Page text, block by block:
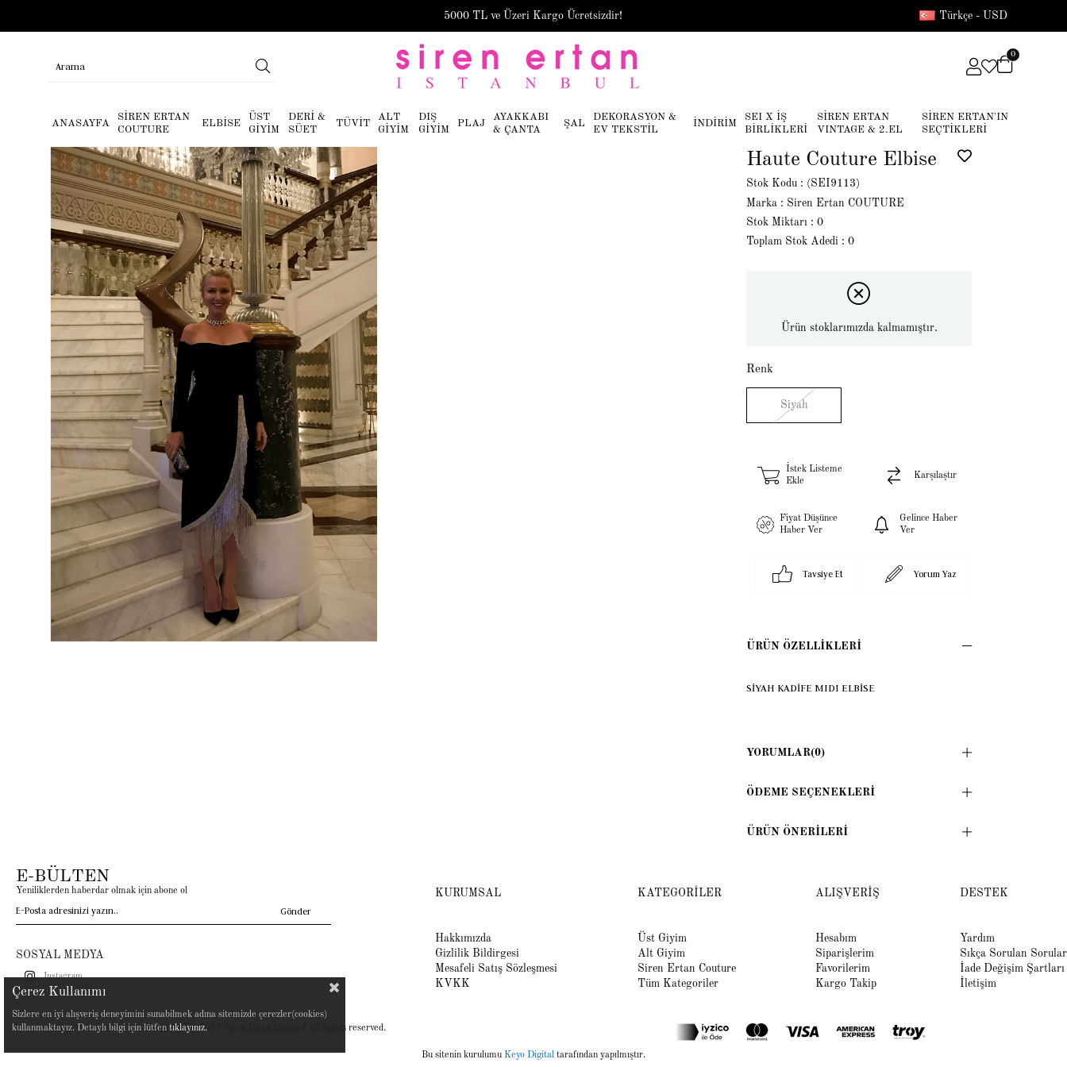
5000 TL ve Üzeri Kargo Ücretsizdir! Türkçe - USD
0
ANASAYFA
SİREN ERTAN
COUTURE
ELBİSE
ÜST
GİYİM
DERİ &
SÜET
TÜVİT
ALT
GİYİM
DIŞ
GİYİM
PLAJ
AYAKKABI
& ÇANTA
ŞAL
DEKORASYON &
EV TEKSTİL
İNDİRİM
SEI X İŞ
BİRLİKLERİ
SİREN ERTAN
VINTAGE & 2.EL
SİREN ERTAN'IN
SEÇTİKLERİ
Haute Couture Elbise
Stok Kodu
(SEI9113)
Marka : Siren Ertan COUTURE
Stok Miktarı : 0
Toplam Stok Adedi : 0
Ürün stoklarımızda kalmamıştır.
Renk
Siyah
İstek Listeme
Ekle
Karşılaştır
Fiyat Düşünce
Haber Ver
Gelince Haber
Ver
Tavsiye Et Yorum Yaz
ÜRÜN ÖZELLIKLERI
SİYAH KADİFE MIDI ELBİSE
YORUMLAR(0)
ÖDEME SEÇENEKLERI
ÜRÜN ÖNERILERI
E-BÜLTEN
Yeniliklerden haberdar olmak için abone ol
Gönder
SOSYAL MEDYA
Instagram
KURUMSAL
Hakkımızda
Gizlilik Bildirgesi
Mesafeli Satış Sözleşmesi
KVKK
KATEGORİLER
Üst Giyim
Alt Giyim
Siren Ertan Couture
Tüm Kategoriler
ALIŞVERİŞ
Hesabım
Siparişlerim
Favorilerim
Kargo Takip
DESTEK
Yardım
Sıkça Sorulan Sorular
İade Değişim Şartları
İletişim
Copyright© 2019 Siren Ertan İstanbul All rights reserved.
Bu sitenin kurulumu Keyo Digital tarafından yapılmıştır.
Çerez Kullanımı
Sizlere en iyi alışveriş deneyimini sunabilmek adına sitemizde çerezler(cookies)
kullanmaktayız. Detaylı bilgi için lütfen tıklayınız.